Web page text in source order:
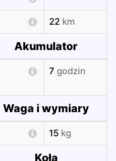
22 km
Akumulator
7 godzin
Waga i wymiary
15 kg
Koła